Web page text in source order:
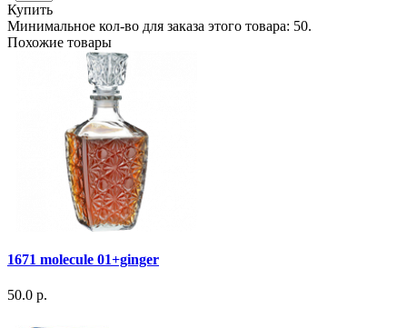
Купить
Минимальное кол-во для заказа этого товара: 50.
Похожие товары
1671 molecule 01+ginger
50.0 р.